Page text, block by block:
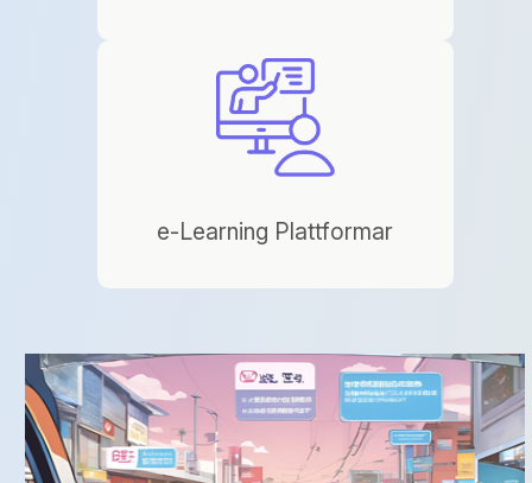
e-Learning Plattformar